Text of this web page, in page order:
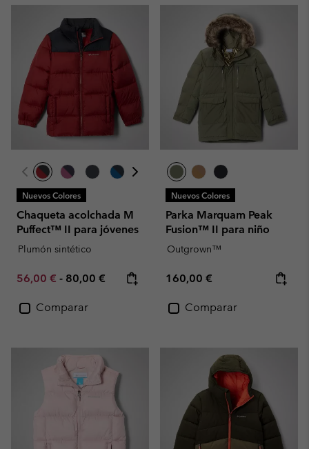
Nuevos Colores
Chaqueta acolchada M
Puffect™ II para jóvenes
Plumón sintético
Minimum sale price:
56,00 € - Maximum price:
80,00 €
Comparar
Nuevos Colores
Parka Marquam Peak
Fusion™ II para niño
Outgrown™
Regular price:
160,00 €
Comparar